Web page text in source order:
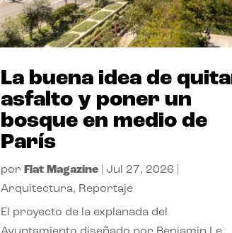
La buena idea de
asfalto y poner un
bosque en medio de
París
por Flat Magazine| Jul 27, 2026
Arquitectura, Reportaje
El proyecto de la explanada del